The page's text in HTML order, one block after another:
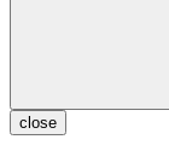
close